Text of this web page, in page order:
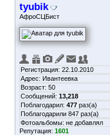
tyubik
АфроСЦБист
Регистрация: 22.10.2010
Адрес: Ивантеевка
Возраст: 50
Сообщений: 13,218
Поблагодарил: 477 раз(а)
Поблагодарили 847 раз(а)
Фотоальбомы: не добавлял
Репутация: 1601